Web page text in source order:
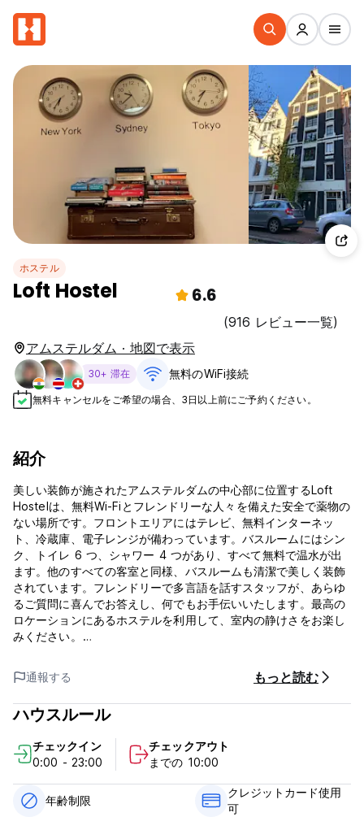
ホステル
Loft Hostel 6.6
(916 レビュー一覧)
アムステルダム · 地図で表示
30+ 滞在 無料のWiFi接続
無料キャンセルをご希望の場合、3日以上前にご予約ください。
紹介
美しい装飾が施されたアムステルダムの中心部に位置するLoft
Hostelは、無料Wi-Fiとフレンドリーな人々を備えた安全で薬物の
ない場所です。フロントエリアにはテレビ、無料インターネッ
ト、冷蔵庫、電子レンジが備わっています。バスルームにはシン
ク、トイレ 6 つ、シャワー 4 つがあり、すべて無料で温水が出
ます。他のすべての客室と同様、バスルームも清潔で美しく装飾
されています。フレンドリーで多言語を話すスタッフが、あらゆ
るご質問に喜んでお答えし、何でもお手伝いいたします。最高の
ロケーションにあるホステルを利用して、室内の静けさをお楽し
みください。
Loft Hostelからゴッホ美術館、アンネ・フランクの家、フラワー
マーケット、レッドライト地区などの主要な観光スポットはすべ
て徒歩圏内にあります。
す。世界中からの旅行者がここに滞在します。当ホステルは16歳
から40歳までの方にお勧めです。無料の個人ロッカーがあり、フ
ロントにはセーフティボックスがありますが、寮の雰囲気は全体
的に信頼でき、リラックスしています。
通報する もっと読む
ハウスルール
チェックイン
0:00 - 23:00
チェックアウト
までの 10:00
年齢制限
クレジットカード使用
可